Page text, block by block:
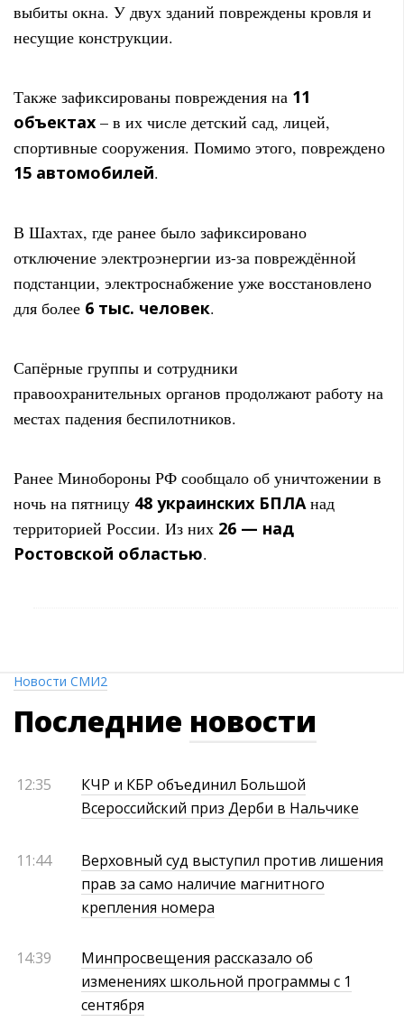
выбиты окна. У двух зданий повреждены кровля и
несущие конструкции.
Также зафиксированы повреждения на 11
объектах – в их числе детский сад, лицей,
спортивные сооружения. Помимо этого, повреждено
15 автомобилей.
В Шахтах, где ранее было зафиксировано
отключение электроэнергии из-за повреждённой
подстанции, электроснабжение уже восстановлено
для более 6 тыс. человек.
Сапёрные группы и сотрудники
правоохранительных органов продолжают работу на
местах падения беспилотников.
Ранее Минобороны РФ сообщало об уничтожении в
ночь на пятницу 48 украинских БПЛАнад
территорией России. Из них 26 — над
Ростовской областью.
Новости СМИ2
Последние новости
12:35
КЧР и КБР объединил Большой
Всероссийский приз Дерби в Нальчике
11:44
Верховный суд выступил против лишения
прав за само наличие магнитного
крепления номера
14:39
Минпросвещения рассказало об
изменениях школьной программы с 1
сентября